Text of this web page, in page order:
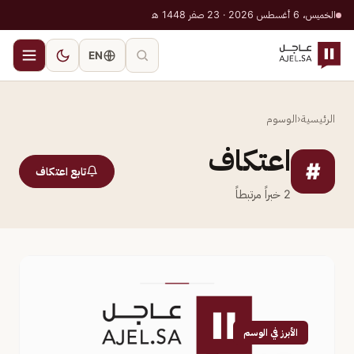
الخميس، 6 أغسطس 2026 · 23 صفر 1448 هـ
EN
الرئيسية‹الوسوم
# اعتكاف
2 خبراً مرتبطاً
تابع اعتكاف
الأبرز في الوسم